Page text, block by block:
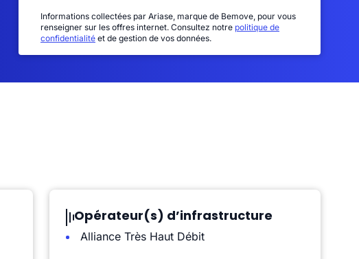
Informations collectées par Ariase, marque de Bemove, pour vous
renseigner sur les offres internet. Consultez notre politique de
confidentialité et de gestion de vos données.
Opérateur(s) d’infrastructure
Alliance Très Haut Débit